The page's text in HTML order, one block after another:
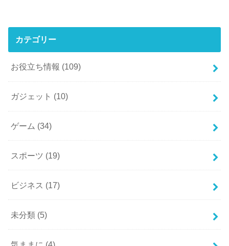
カテゴリー
お役立ち情報 (109)
ガジェット (10)
ゲーム (34)
スポーツ (19)
ビジネス (17)
未分類 (5)